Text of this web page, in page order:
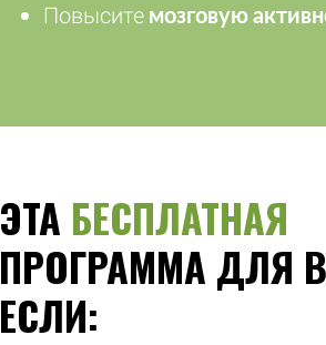
Повысите мозговую
ЭТА БЕСПЛАТНАЯ
ПРОГРАММА ДЛЯ
ЕСЛИ: